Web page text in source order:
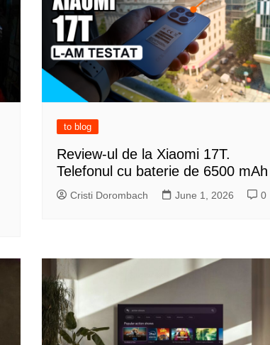
to blog
Review-ul de la Xiaomi 17T.
Telefonul cu baterie de 6500 mAh
Cristi Dorombach June 1, 2026 0